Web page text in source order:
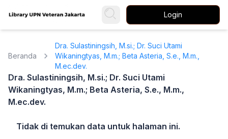
Login
Beranda
Dra. Sulastiningsih, M.si.; Dr. Suci Utami
Wikaningtyas, M.m.; Beta Asteria, S.e., M.m.,
M.ec.dev.
Dra. Sulastiningsih, M.si.; Dr. Suci Utami
Wikaningtyas, M.m.; Beta Asteria, S.e., M.m.,
M.ec.dev.
Tidak di temukan data untuk halaman ini.